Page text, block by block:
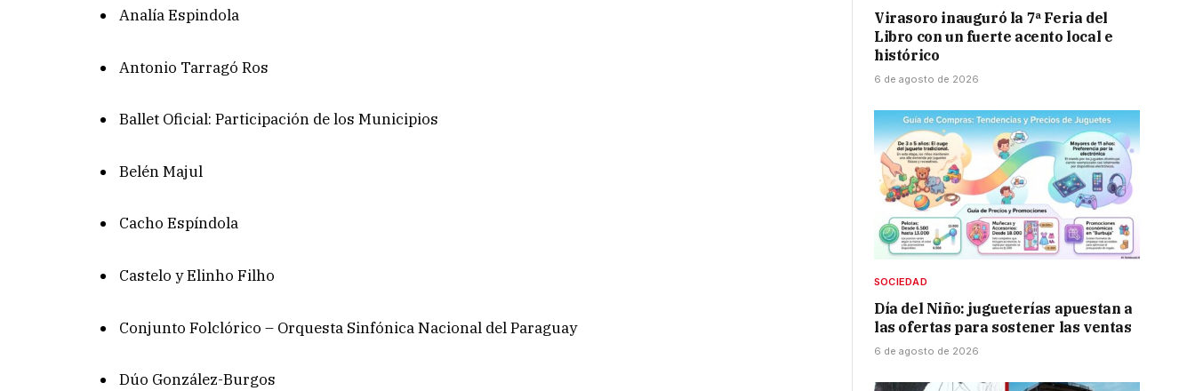
Analía Espindola
Antonio Tarragó Ros
Ballet Oficial: Participación de los Municipios
Belén Majul
Cacho Espíndola
Castelo y Elinho Filho
Conjunto Folclórico – Orquesta Sinfónica Nacional del Paraguay
Dúo González-Burgos
Virasoro inauguró la 7ª Feria del
Libro con un fuerte acento local e
histórico
6 de agosto de 2026
SOCIEDAD
Día del Niño: jugueterías apuestan a
las ofertas para sostener las ventas
6 de agosto de 2026